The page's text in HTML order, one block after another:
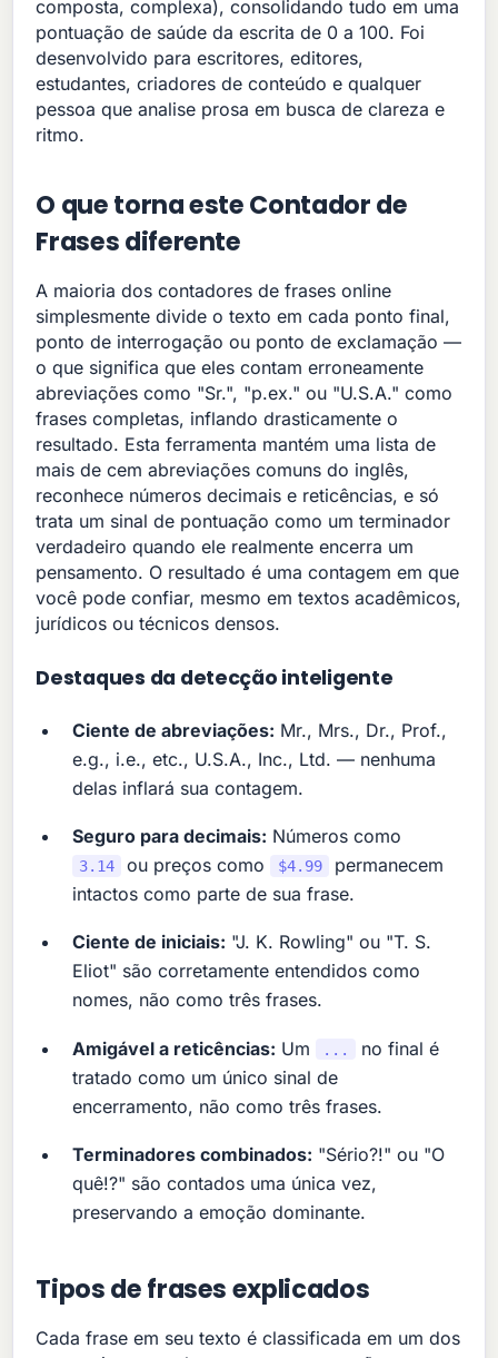
composta, complexa), consolidando tudo em uma
pontuação de saúde da escrita de 0 a 100. Foi
desenvolvido para escritores, editores,
estudantes, criadores de conteúdo e qualquer
pessoa que analise prosa em busca de clareza e
ritmo.
O que torna este Contador de
Frases diferente
A maioria dos contadores de frases online
simplesmente divide o texto em cada ponto final,
ponto de interrogação ou ponto de exclamação —
o que significa que eles contam erroneamente
abreviações como "Sr.", "p.ex." ou "U.S.A." como
frases completas, inflando drasticamente o
resultado. Esta ferramenta mantém uma lista de
mais de cem abreviações comuns do inglês,
reconhece números decimais e reticências, e só
trata um sinal de pontuação como um terminador
verdadeiro quando ele realmente encerra um
pensamento. O resultado é uma contagem em que
você pode confiar, mesmo em textos acadêmicos,
jurídicos ou técnicos densos.
Destaques da detecção inteligente
Ciente de abreviações: Mr., Mrs., Dr., Prof.,
e.g., i.e., etc., U.S.A., Inc., Ltd. — nenhuma
delas inflará sua contagem.
Seguro para decimais: Números como
3.14 ou preços como $4.99
permanecem
intactos como parte de sua frase.
Ciente de iniciais: "J. K. Rowling" ou "T. S.
Eliot" são corretamente entendidos como
nomes, não como três frases.
Amigável a reticências: Um ...
no final é
tratado como um único sinal de
encerramento, não como três frases.
Terminadores combinados: "Sério?!" ou "O
quê!?" são contados uma única vez,
preservando a emoção dominante.
Tipos de frases explicados
Cada frase em seu texto é classificada em um dos